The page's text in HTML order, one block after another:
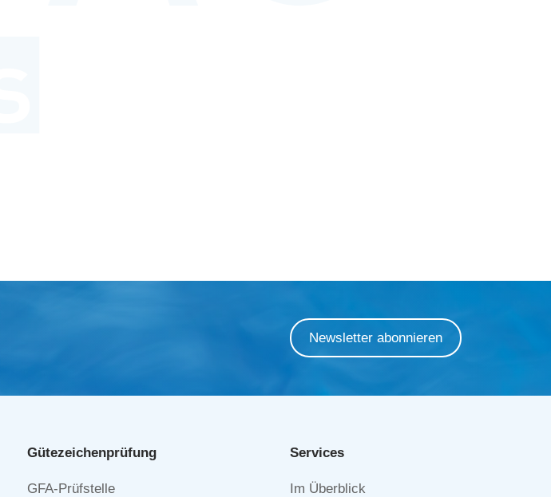
Newsletter abonnieren
Gütezeichen­prüfung
Navigation
GFA-Prüfstelle
Services
Navigation
Im Überblick